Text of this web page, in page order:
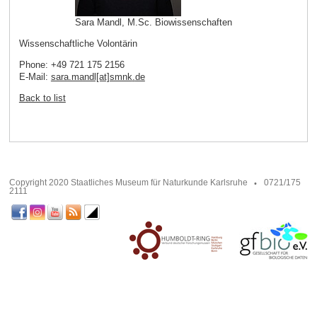
Sara Mandl, M.Sc. Biowissenschaften
Wissenschaftliche Volontärin
Phone: +49 721 175 2156
E-Mail: sara.mandl[at]smnk.de
Back to list
Copyright 2020 Staatliches Museum für Naturkunde Karlsruhe
0721/175
2111